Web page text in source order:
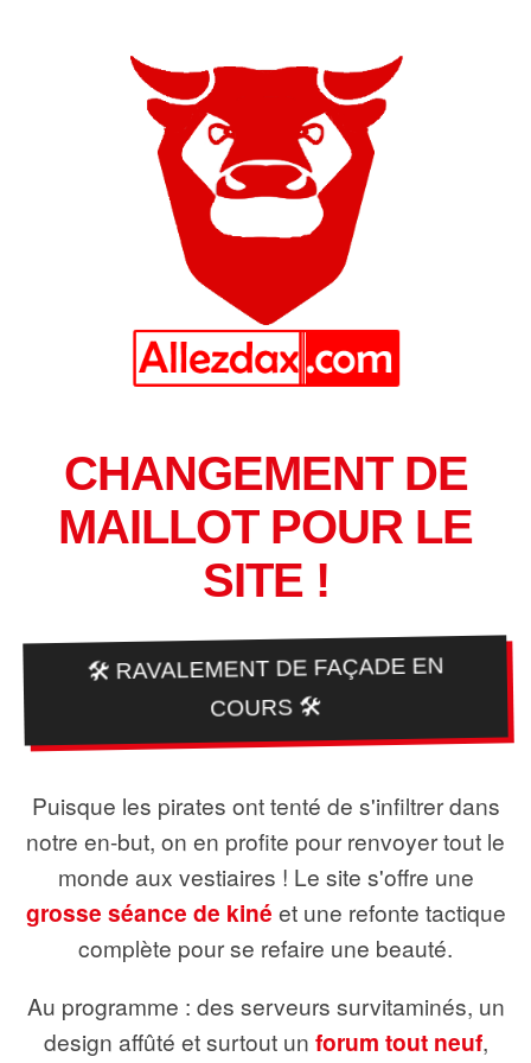
CHANGEMENT DE
MAILLOT POUR LE
SITE !
🛠️ RAVALEMENT DE FAÇADE EN
COURS 🛠️
Puisque les pirates ont tenté de s'infiltrer dans
notre en-but, on en profite pour renvoyer tout le
monde aux vestiaires ! Le site s'offre une
grosse séance de kiné et une refonte tactique
complète pour se refaire une beauté.
Au programme : des serveurs survitaminés, un
design affûté et surtout un forum tout neuf,